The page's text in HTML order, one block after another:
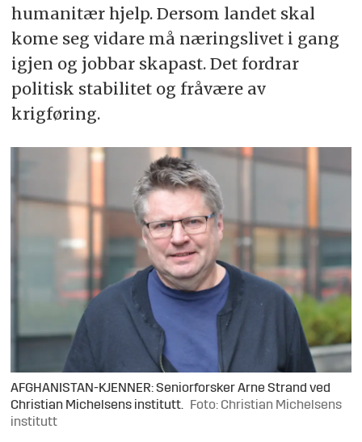
humanitær hjelp. Dersom landet skal
kome seg vidare må næringslivet i gang
igjen og jobbar skapast. Det fordrar
politisk stabilitet og fråvære av
krigføring.
AFGHANISTAN-KJENNER: Seniorforsker Arne Strand ved
Christian Michelsens institutt.
Foto: Christian Michelsens
institutt